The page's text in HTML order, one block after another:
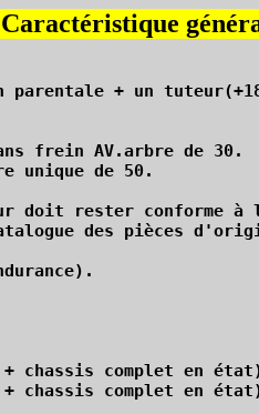
Caractéristique
frein AV.arbre de 30.
unique de 50.
doit rester conforme à
des pièces
chassis complet en
chassis complet en